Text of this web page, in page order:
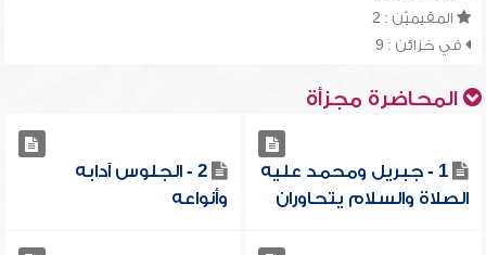
المقيميّن : 2
في خزائن : 9
المحاضرة مجزأة
1 - جبريل ومحمد عليه
الصلاة والسلام يتحاوران
2 - الجلوس آدابه
وأنواعه